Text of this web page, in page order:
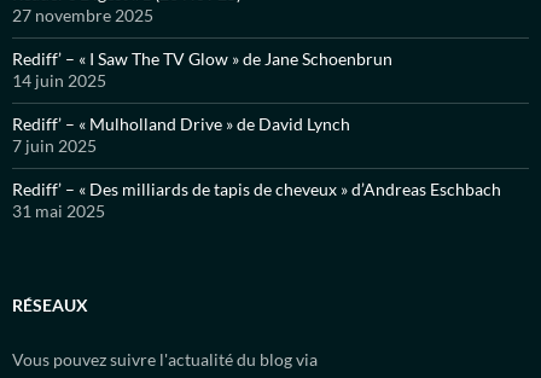
27 novembre 2025
Rediff’ – « I Saw The TV Glow » de Jane Schoenbrun
14 juin 2025
Rediff’ – « Mulholland Drive » de David Lynch
7 juin 2025
Rediff’ – « Des milliards de tapis de cheveux » d’Andreas Eschbach
31 mai 2025
RÉSEAUX
Vous pouvez suivre l'actualité du blog via